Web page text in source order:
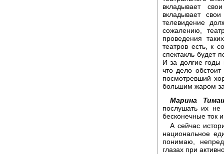
вкладывает
вкладывает
телевидение
сожалению,
проведения
театров есть, к
спектакль будет
И за долгие годы
что дело
посмотревший
большим жаром
Марина
послушать их
бесконечные ток
А сейчас
национальное
понимаю,
глазах при